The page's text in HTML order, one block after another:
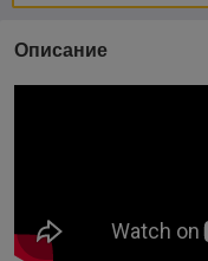
Описание